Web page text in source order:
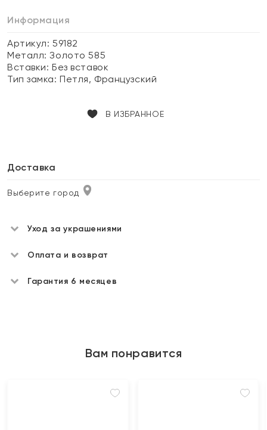
Информация
Артикул: 59182
Металл:Золото 585
Вставки:Без вставок
Тип замка:Петля, Французский
В ИЗБРАННОЕ
Доставка
Выберите город
Уход за украшениями
Оплата и возврат
Гарантия 6 месяцев
Вам понравится